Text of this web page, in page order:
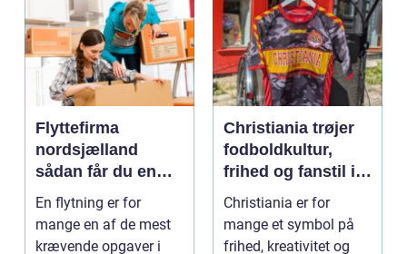
Flyttefirma
nordsjælland
sådan får du en
tryg og effektiv
flytning
En flytning er for
mange en af de mest
krævende opgaver i
Christiania trøjer
fodboldkultur,
frihed og fanstil i
ét
Christiania er for
mange et symbol på
frihed, kreativitet og